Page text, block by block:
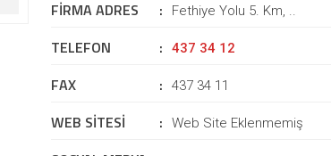
FİRMA ADRES : Fethiye Yolu 5. Km, ..
TELEFON : 437 34 12
FAX : 437 34 11
WEB SİTESİ : Web Site Eklenmemiş